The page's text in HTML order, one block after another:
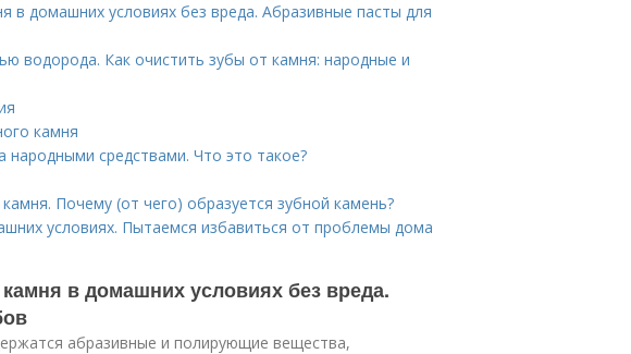
в домашних условиях без вреда. Абразивные пасты для
водорода. Как очистить зубы от камня: народные и
камня
народными средствами. Что это такое?
Почему (от чего) образуется зубной камень?
условиях. Пытаемся избавиться от проблемы дома
камня в домашних условиях без вреда.
абразивные и полирующие вещества,